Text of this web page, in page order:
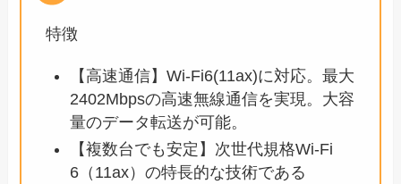
特徴
【高速通信】Wi-Fi6(11ax)に対応。最大
2402Mbpsの高速無線通信を実現。大容
量のデータ転送が可能。
【複数台でも安定】次世代規格Wi-Fi
6（11ax）の特長的な技術である